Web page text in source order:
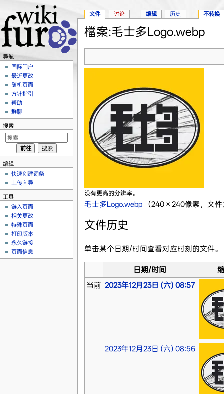
檔案:毛士多Logo.webp
没有更高的分辨率。
毛士多Logo.webp‎ （240 × 240像素，文
文件历史
单击某个日期/时间查看对应时刻的文件。
日期/时间
当前 2023年12月23日 (六) 08:57
2023年12月23日 (六) 08:56
文件 讨论 编辑 历史 不转换
导航
国际门户
最近更改
随机页面
方针指引
帮助
群聊
搜索
编辑
快速创建词条
上传向导
工具
链入页面
相关更改
特殊页面
打印版本
永久链接
页面信息